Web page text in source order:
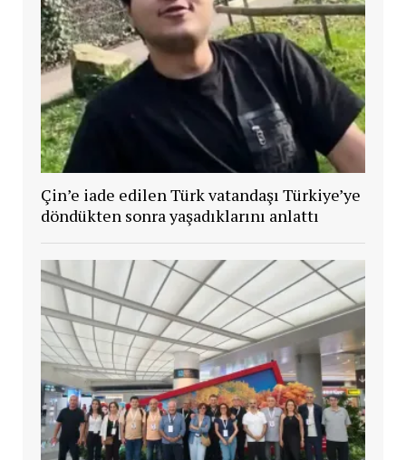
Çin’e iade edilen Türk vatandaşı Türkiye’ye
döndükten sonra yaşadıklarını anlattı